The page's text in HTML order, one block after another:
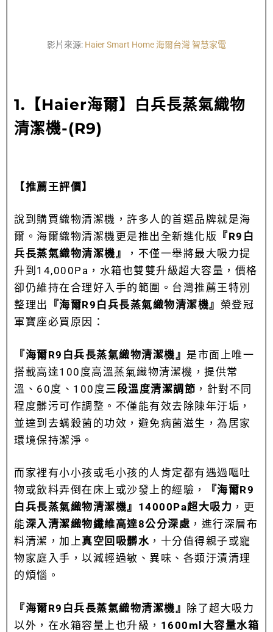
影片來源: Haier Smart Home 海爾台灣 智慧家電
1.【Haier海爾】白兵長蒸氣織物
清潔機-(R9)
【推薦王評價】
說到購買織物清潔機，許多人的首選品牌就是海
爾。海爾織物清潔機更是推出全新進化版 『R9白
兵長蒸氣織物清潔機』
，不僅一舉將最大吸力提
升到14,000Pa，水箱也雙雙升級超大容量，價格
卻仍維持在合理好入手的範圍。 台灣推薦王特別
整理出
『海爾R9白兵長蒸氣織物清潔機』 榮登冠
軍寶座必買原因：
『海爾R9白兵長蒸氣織物清潔機』 是市面上唯一
搭載高達100度高溫蒸氣織物清潔機，提供常
溫、60度、100度三段溫度清潔調節 ，針對不同
程度髒污可作調整。不僅能有效去除陳年汙垢，
並達到去螨殺菌的功效，避免病菌滋生，為居家
環境保持潔淨。
而家裡有小小孩或毛小孩的人肯定都有遇過嘔吐
物或飲料弄倒 在床上或沙發上的經驗，
『海爾R9
白兵長蒸氣織物清潔機』14000Pa超大吸力 ，更
能深入清潔織物纖維高達8公分深處 ，進行深層布
料清潔，加上真空回吸髒水 ，十分值得親子或寵
物家庭入手，以減輕過敏、異味、各類汙漬清理
的煩惱。
『海爾R9白兵長蒸氣織物清潔機』 除了超大吸力
以外，在水箱容量上也升級， 1600ml大容量水箱